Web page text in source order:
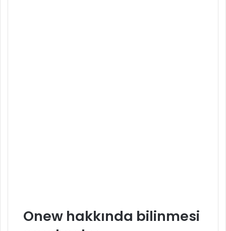
Onew hakkında bilinmesi